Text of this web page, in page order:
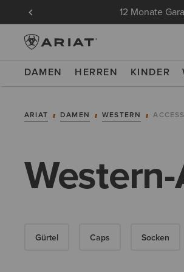
12 Monate
DAMEN HERREN KINDER
ARIAT DAMEN WESTERN
Gürtel Caps Socken